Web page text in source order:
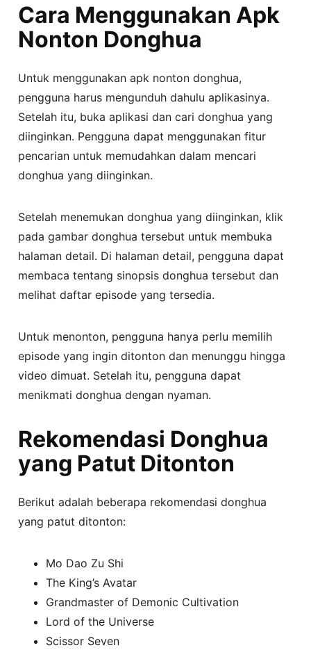
Cara Menggunakan Apk
Nonton Donghua
Untuk menggunakan apk nonton donghua,
pengguna harus mengunduh dahulu aplikasinya.
Setelah itu, buka aplikasi dan cari donghua yang
diinginkan. Pengguna dapat menggunakan fitur
pencarian untuk memudahkan dalam mencari
donghua yang diinginkan.
Setelah menemukan donghua yang diinginkan, klik
pada gambar donghua tersebut untuk membuka
halaman detail. Di halaman detail, pengguna dapat
membaca tentang sinopsis donghua tersebut dan
melihat daftar episode yang tersedia.
Untuk menonton, pengguna hanya perlu memilih
episode yang ingin ditonton dan menunggu hingga
video dimuat. Setelah itu, pengguna dapat
menikmati donghua dengan nyaman.
Rekomendasi Donghua
yang Patut Ditonton
Berikut adalah beberapa rekomendasi donghua
yang patut ditonton:
Mo Dao Zu Shi
The King’s Avatar
Grandmaster of Demonic Cultivation
Lord of the Universe
Scissor Seven